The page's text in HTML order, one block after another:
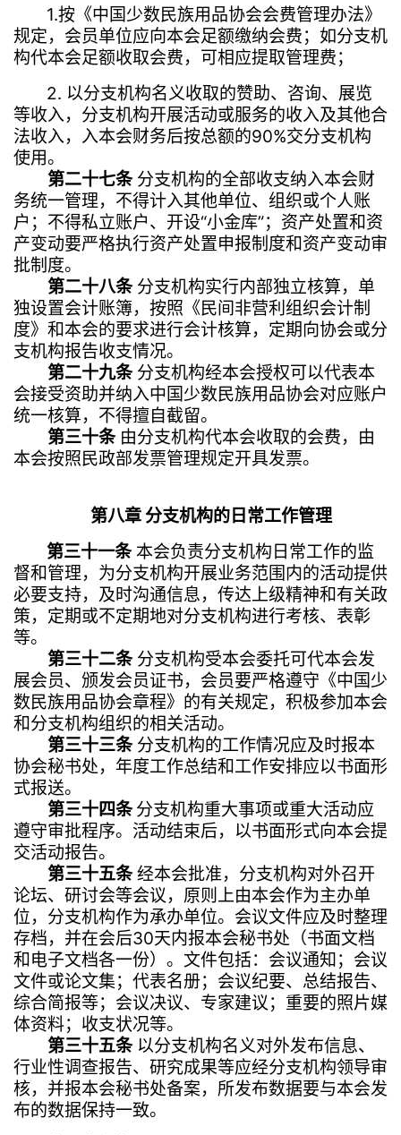
1.按《中国少数民族用品协会会费管理办法》
规定，会员单位应向本会足额缴纳会费；如分支机
构代本会足额收取会费，可相应提取管理费；
2. 以分支机构名义收取的赞助、咨询、展览
等收入，分支机构开展活动或服务的收入及其他合
法收入，入本会财务后按总额的90%交分支机构
使用。
第二十七条分支机构的全部收支纳入本会财
务统一管理，不得计入其他单位、组织或个人账
户；不得私立账户、开设“小金库”；资产处置和资
产变动要严格执行资产处置申报制度和资产变动审
批制度。
第二十八条分支机构实行内部独立核算，单
独设置会计账簿，按照《民间非营利组织会计制
度》和本会的要求进行会计核算，定期向协会或分
支机构报告收支情况。
第二十九条分支机构经本会授权可以代表本
会接受资助并纳入中国少数民族用品协会对应账户
统一核算，不得擅自截留。
第三十条由分支机构代本会收取的会费，由
本会按照民政部发票管理规定开具发票。
第八章 分支机构的日常工作管理
第三十一条本会负责分支机构日常工作的监
督和管理，为分支机构开展业务范围内的活动提供
必要支持，及时沟通信息，传达上级精神和有关政
策，定期或不定期地对分支机构进行考核、表彰
等。
第三十二条分支机构受本会委托可代本会发
展会员、颁发会员证书，会员要严格遵守《中国少
数民族用品协会章程》的有关规定，积极参加本会
和分支机构组织的相关活动。
第三十三条分支机构的工作情况应及时报本
协会秘书处，年度工作总结和工作安排应以书面形
式报送。
第三十四条分支机构重大事项或重大活动应
遵守审批程序。活动结束后，以书面形式向本会提
交活动报告。
第三十五条经本会批准，分支机构对外召开
论坛、研讨会等会议，原则上由本会作为主办单
位，分支机构作为承办单位。会议文件应及时整理
存档，并在会后30天内报本会秘书处（书面文档
和电子文档各一份）。文件包括：会议通知；会议
文件或论文集；代表名册；会议纪要、总结报告、
综合简报等；会议决议、专家建议；重要的照片媒
体资料；收支状况等。
第三十五条以分支机构名义对外发布信息、
行业性调查报告、研究成果等应经分支机构领导审
核，并报本会秘书处备案，所发布数据要与本会发
布的数据保持一致。